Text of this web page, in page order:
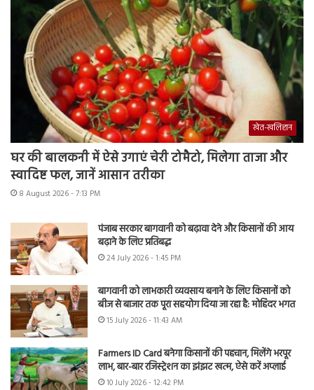
खेत-खलिहान
घर की बालकनी में ऐसे उगाएं चेरी टोमैटो, मिलेगा ताजा और
स्वादिष्ट फल, जानें आसान तरीका
8 August 2026 - 7:13 PM
पंजाब सरकार बागवानी को बढ़ावा देने और किसानों की आय
बढ़ाने के लिए प्रतिबद्ध
24 July 2026 - 1:45 PM
बागवानी को लाभकारी व्यवसाय बनाने के लिए किसानों को
बीज से बाजार तक पूरा सहयोग दिया जा रहा है: मोहिंदर भगत
15 July 2026 - 11:43 AM
Farmers ID Card बनेगा किसानों की पहचान, मिलेंगे भरपूर
लाभ, बार-बार रजिस्ट्रेशन का झंझट खत्म, ऐसे करें अप्लाई
10 July 2026 - 12:42 PM